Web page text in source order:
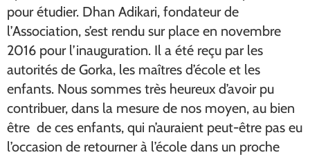
pour étudier. Dhan Adikari, fondateur de
l’Association, s’est rendu sur place en novembre
2016 pour l’inauguration. Il a été reçu par les
autorités de Gorka, les maîtres d’école et les
enfants. Nous sommes très heureux d’avoir pu
contribuer, dans la mesure de nos moyen, au bien
être de ces enfants, qui n’auraient peut-être pas eu
l’occasion de retourner à l’école dans un proche